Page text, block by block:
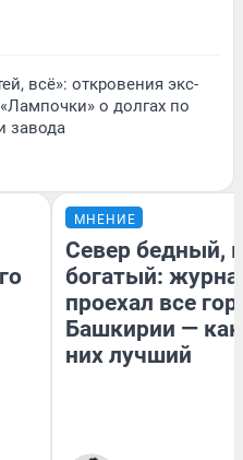
всё»: откровения экс-
о долгах по
завода
МНЕНИЕ
Север бедный,
богатый:
проехал все
Башкирии —
них лучший